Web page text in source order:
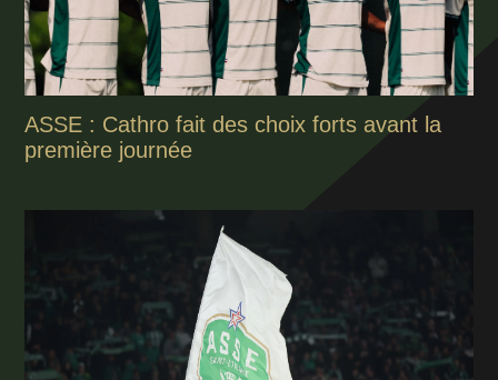
ASSE : Cathro fait des choix forts avant la
première journée